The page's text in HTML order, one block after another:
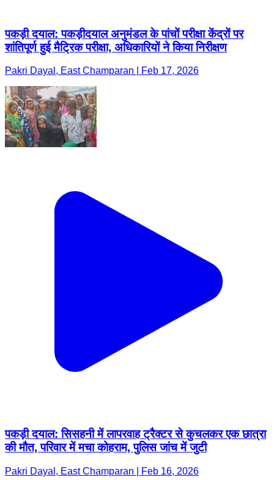
पकड़ी दयाल: पकड़ीदयाल अनुमंडल के पांचों परीक्षा केंद्रों पर
शांतिपूर्ण हुई मैट्रिक परीक्षा, अधिकारियों ने किया निरीक्षण
Pakri Dayal, East Champaran | Feb 17, 2026
पकड़ी दयाल: सिसहनी में लापरवाह ट्रैक्टर से कुचलकर एक छात्रा
की मौत, परिवार में मचा कोहराम, पुलिस जांच में जुटी
Pakri Dayal, East Champaran | Feb 16, 2026